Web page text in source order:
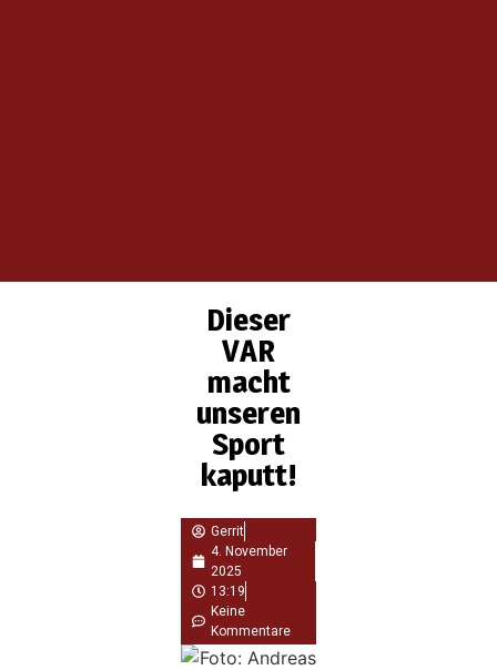
Dieser
VAR
macht
unseren
Sport
kaputt!
Gerrit
4. November
2025
13:19
Keine
Kommentare